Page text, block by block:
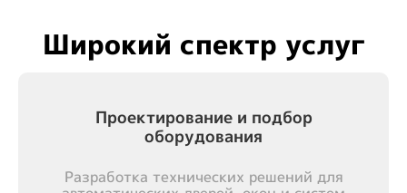
Широкий спектр услуг
Проектирование и подбор
оборудования
Разработка технических решений для